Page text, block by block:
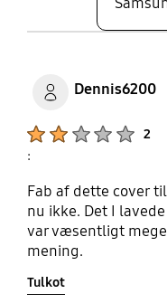
Dennis6200
2
:
Fab af dette cover
nu ikke. Det I
var væsentligt
mening.
Tulkot